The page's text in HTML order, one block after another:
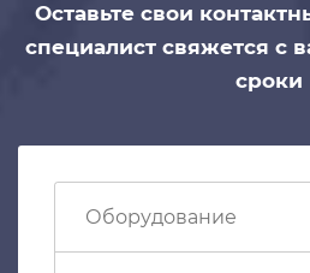
Оставьте свои
специалист свяжется с
сроки